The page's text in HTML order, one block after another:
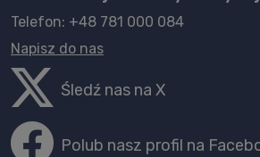
Telefon: +48 781 000 084
Napisz do nas
Śledź nas na X
Polub nasz profil na